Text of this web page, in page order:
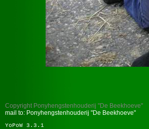
Copyright Ponyhengstenhouderij "De Beekhoeve"
mail to: Ponyhengstenhouderij "De Beekhoeve"
YoPoW 3.3.1